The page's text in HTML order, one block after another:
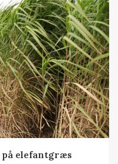
elefantgræs